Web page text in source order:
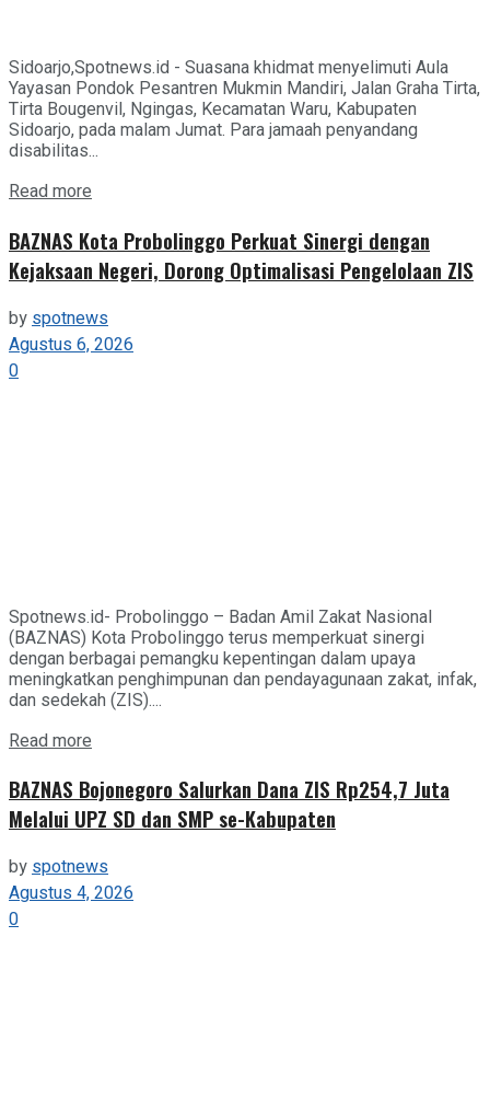
Sidoarjo,Spotnews.id - Suasana khidmat menyelimuti Aula
Yayasan Pondok Pesantren Mukmin Mandiri, Jalan Graha Tirta,
Tirta Bougenvil, Ngingas, Kecamatan Waru, Kabupaten
Sidoarjo, pada malam Jumat. Para jamaah penyandang
disabilitas...
Read more
BAZNAS Kota Probolinggo Perkuat Sinergi dengan
Kejaksaan Negeri, Dorong Optimalisasi Pengelolaan ZIS
by spotnews
Agustus 6, 2026
0
Spotnews.id- Probolinggo – Badan Amil Zakat Nasional
(BAZNAS) Kota Probolinggo terus memperkuat sinergi
dengan berbagai pemangku kepentingan dalam upaya
meningkatkan penghimpunan dan pendayagunaan zakat, infak,
dan sedekah (ZIS)....
Read more
BAZNAS Bojonegoro Salurkan Dana ZIS Rp254,7 Juta
Melalui UPZ SD dan SMP se-Kabupaten
byspotnews
Agustus 4, 2026
0